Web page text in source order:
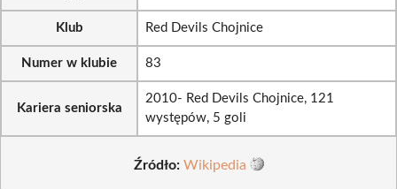
Klub Red Devils Chojnice
Numer w klubie 83
Kariera seniorska
2010- Red Devils Chojnice, 121
występów, 5 goli
Źródło: Wikipedia